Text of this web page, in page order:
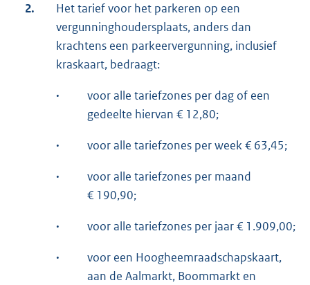
2.
Het tarief voor het parkeren op een
vergunninghoudersplaats, anders dan
krachtens een parkeervergunning, inclusief
kraskaart, bedraagt:
·
voor alle tariefzones per dag of een
gedeelte hiervan € 12,80;
· voor alle tariefzones per week € 63,45;
·
voor alle tariefzones per maand
€ 190,90;
· voor alle tariefzones per jaar € 1.909,00;
·
voor een Hoogheemraadschapskaart,
aan de Aalmarkt, Boommarkt en